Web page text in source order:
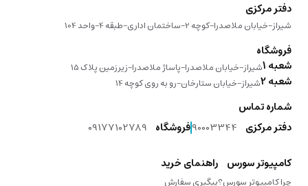
دفتر مرکزی
شیراز-خیابان ملاصدرا-کوچه 2-ساختمان اداری-طبقه 4-واحد 104
فروشگاه
شعبه 1 شیراز-خیابان ملاصدرا-پاساژ ملاصدرا-زیرزمین پلاک 15
شعبه 2 شیراز-خیابان ستارخان-رو به روی کوچه 14
شماره تماس
دفتر مرکزی 90003344فروشگاه 09177102789
کامپیوتر سورس
چرا کامپیوتر سورس؟
راهنمای خرید
پیگیری سفارش